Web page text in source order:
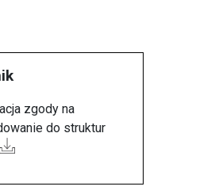
zgody na
do struktur